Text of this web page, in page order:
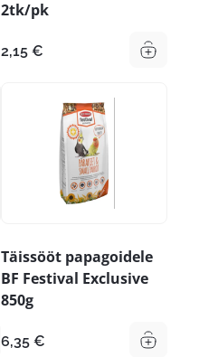
2tk/pk
2,15 €
Täissööt papagoidele
BF Festival Exclusive
850g
6,35 €